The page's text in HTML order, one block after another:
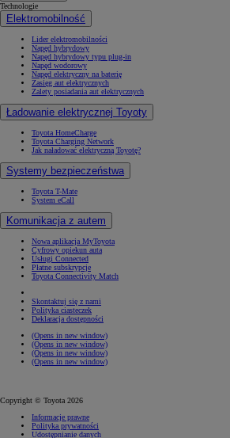
Technologie
Elektromobilność
Lider elektromobilności
Napęd hybrydowy
Napęd hybrydowy typu plug-in
Napęd wodorowy
Napęd elektryczny na baterię
Zasięg aut elektrycznych
Zalety posiadania aut elektrycznych
Ładowanie elektrycznej Toyoty
Toyota HomeCharge
Toyota Charging Network
Jak naładować elektryczną Toyotę?
Systemy bezpieczeństwa
Toyota T-Mate
System eCall
Komunikacja z autem
Nowa aplikacja MyToyota
Cyfrowy opiekun auta
Usługi Connected
Płatne subskrypcje
Toyota Connectivity Match
Skontaktuj się z nami
Polityka ciasteczek
Deklaracja dostępności
(Opens in new window)
(Opens in new window)
(Opens in new window)
(Opens in new window)
Copyright © Toyota 2026
Informacje prawne
Polityka prywatności
Udostępnianie danych